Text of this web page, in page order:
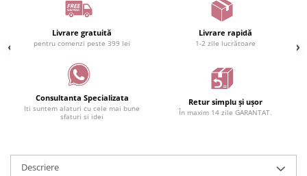
Livrare gratuită
pentru comenzi peste 399 lei
Livrare rapidă
1-2 zile lucrătoare
Consultanta Specializata
Iti suntem alaturi cu cele mai bune
sfaturi si idei
Retur simplu și ușor
În maxim 14 zile GARANTAT.
Descriere